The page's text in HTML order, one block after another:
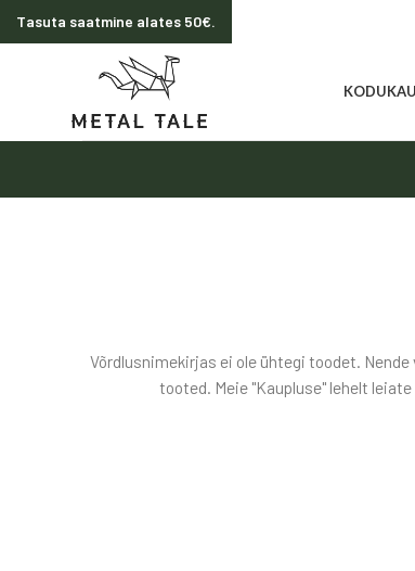
KODU
Võrdlusnimekirjas ei ole ühtegi toodet.
tooted. Meie "Kaupluse" lehelt
Tasuta saatmine alates 50€.